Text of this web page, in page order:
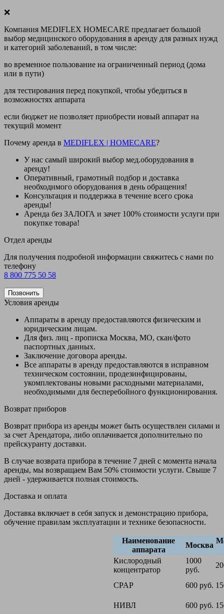
❌
Компания MEDIFLEX HOMECARE предлагает большой
выбор медицинского оборудования в аренду для разных нужд
и категорий заболеваний, в том числе:
во временное пользование на ограниченный период (дома
или в пути)
для тестирования перед покупкой, чтобы убедиться в
возможностях аппарата
если бюджет не позволяет приобрести новый аппарат на
текущий момент
Почему аренда в MEDIFLEX | HOMECARE?
У нас самый широкий выбор мед.оборудования в
аренду!
Оперативный, грамотный подбор и доставка
необходимого оборудования в день обращения!
Консультация и поддержка в течение всего срока
аренды!
Аренда без ЗАЛОГА и зачет 100% стоимости услуги при
покупке товара!
Отдел аренды
Для получения подробной информации свяжитесь с нами по
телефону
8 800 775 50 58
Позвонить
Условия аренды
Аппараты в аренду предоставляются физическим и
юридическим лицам.
Для физ. лиц - прописка Москва, МО, скан/фото
паспортных данных.
Заключение договора аренды.
Все аппараты в аренду предоставляются в исправном
техническом состоянии, продезинфицированы,
укомплектованы новыми расходными материалами,
необходимыми для бесперебойного функционирования.
Возврат приборов
Возврат прибора из аренды может быть осуществлен силами и
за счет Арендатора, либо оплачивается дополнительно по
прейскуранту доставки.
В случае возврата прибора в течение 7 дней с момента начала
аренды, мы возвращаем Вам 50% стоимости услуги. Свыше 7
дней - удерживается полная стоимость.
Доставка и оплата
Доставка включает в себя запуск и демонстрацию прибора,
обучение правилам эксплуатации и технике безопасности.
Наименование
аппарата
Москва
Кислородный
концентратор
1000
руб.
CPAP 600 руб.
НИВЛ 600 руб.